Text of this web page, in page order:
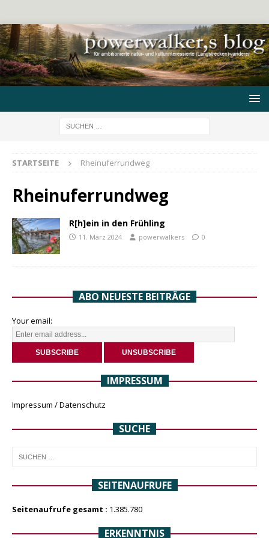
STARTSEITE Rheinuferrundweg
Rheinuferrundweg
R[h]ein in den Frühling
11. März 2024 powerwalkers 0
ABO NEUESTE BEITRÄGE
Your email:
IMPRESSUM
Impressum / Datenschutz
SUCHE
SEITENAUFRUFE
Seitenaufrufe gesamt : 1.385.780
ERKENNTNIS